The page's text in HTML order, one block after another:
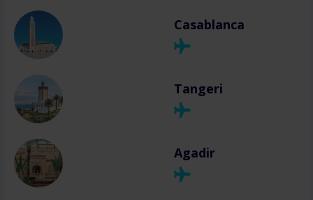
Casablanca
Tangeri
Agadir